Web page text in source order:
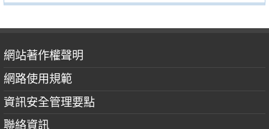
網站著作權聲明
網路使用規範
資訊安全管理要點
聯絡資訊